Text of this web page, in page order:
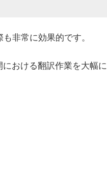
非常に効果的です。
おける翻訳作業を大幅に